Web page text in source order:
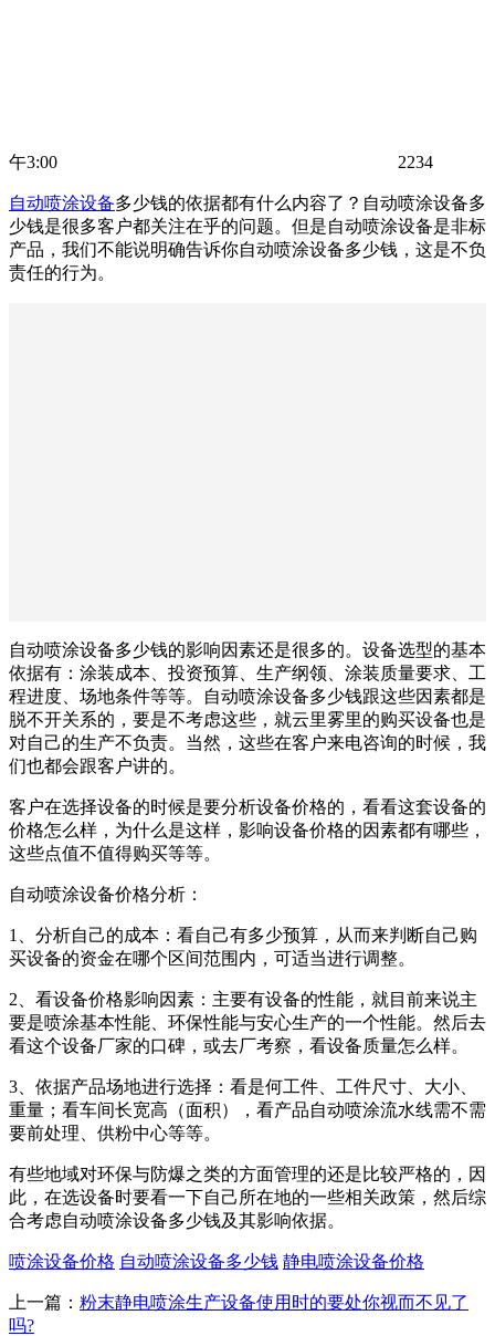
午3:00 2234
自动喷涂设备多少钱的依据都有什么内容了？自动喷涂设备多
少钱是很多客户都关注在乎的问题。但是自动喷涂设备是非标
产品，我们不能说明确告诉你自动喷涂设备多少钱，这是不负
责任的行为。
自动喷涂设备多少钱的影响因素还是很多的。设备选型的基本
依据有：涂装成本、投资预算、生产纲领、涂装质量要求、工
程进度、场地条件等等。自动喷涂设备多少钱跟这些因素都是
脱不开关系的，要是不考虑这些，就云里雾里的购买设备也是
对自己的生产不负责。当然，这些在客户来电咨询的时候，我
们也都会跟客户讲的。
客户在选择设备的时候是要分析设备价格的，看看这套设备的
价格怎么样，为什么是这样，影响设备价格的因素都有哪些，
这些点值不值得购买等等。
自动喷涂设备价格分析：
1、分析自己的成本：看自己有多少预算，从而来判断自己购
买设备的资金在哪个区间范围内，可适当进行调整。
2、看设备价格影响因素：主要有设备的性能，就目前来说主
要是喷涂基本性能、环保性能与安心生产的一个性能。然后去
看这个设备厂家的口碑，或去厂考察，看设备质量怎么样。
3、依据产品场地进行选择：看是何工件、工件尺寸、大小、
重量；看车间长宽高（面积），看产品自动喷涂流水线需不需
要前处理、供粉中心等等。
有些地域对环保与防爆之类的方面管理的还是比较严格的，因
此，在选设备时要看一下自己所在地的一些相关政策，然后综
合考虑自动喷涂设备多少钱及其影响依据。
喷涂设备价格 自动喷涂设备多少钱 静电喷涂设备价格
上一篇： 粉末静电喷涂生产设备使用时的要处你视而不见了
吗?